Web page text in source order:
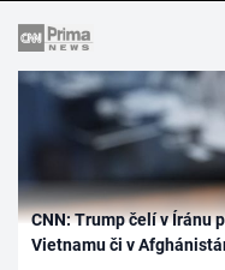
CNN: Trump čelí v Íránu
Vietnamu či v